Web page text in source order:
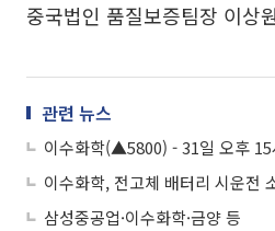
중국법인 품질보증팀장 이상
관련 뉴스
이수화학(▲5800) - 31일 오후 15
이수화학, 전고체 배터리 시운전
삼성중공업·이수화학·금양 등